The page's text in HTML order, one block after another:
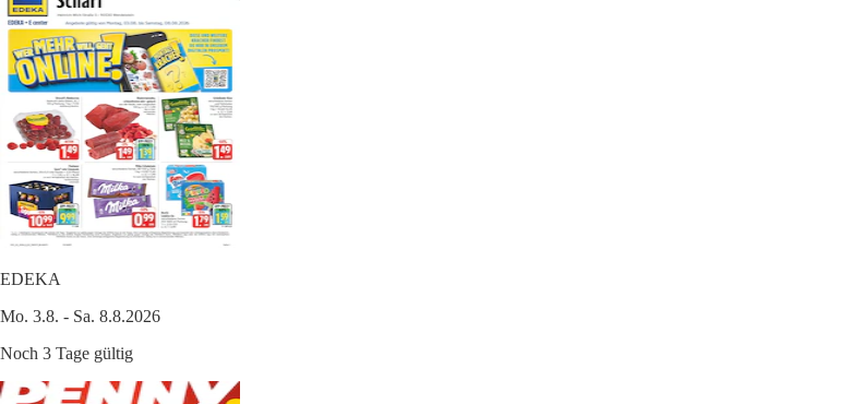
EDEKA
Mo. 3.8. - Sa. 8.8.2026
Noch 3 Tage gültig